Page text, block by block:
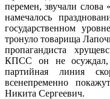
перемен, звучали слова
намечалось
государственном
тронуло товарища
пропагандиста
КПСС он не осуждал,
партийная линия
всенепременно
Никита Сергеевич.